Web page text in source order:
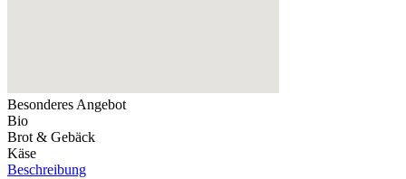
Besonderes Angebot
Bio
Brot & Gebäck
Käse
Beschreibung